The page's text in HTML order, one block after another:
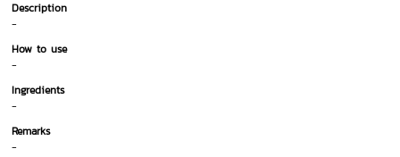
Description
-
How to use
-
Ingredients
-
Remarks
-